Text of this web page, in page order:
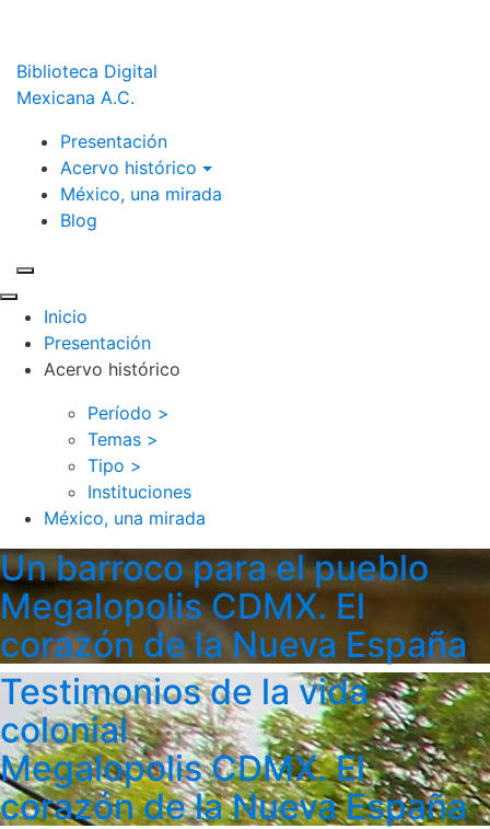
Biblioteca Digital
Mexicana A.C.
Presentación
Acervo histórico
México, una mirada
Blog
Inicio
Presentación
Acervo histórico
Período >
Temas >
Tipo >
Instituciones
México, una mirada
Un barroco para el pueblo
Megalopolis CDMX. El
corazón de la Nueva España
Testimonios de la vida
colonial
Megalopolis CDMX. El
corazón de la Nueva España